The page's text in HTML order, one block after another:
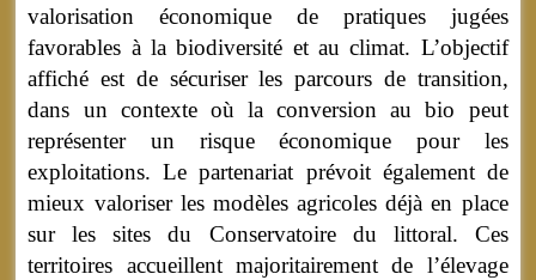
valorisation économique de pratiques jugées
favorables à la biodiversité et au climat. L’objectif
affiché est de sécuriser les parcours de transition,
dans un contexte où la conversion au bio peut
représenter un risque économique pour les
exploitations. Le partenariat prévoit également de
mieux valoriser les modèles agricoles déjà en place
sur les sites du Conservatoire du littoral. Ces
territoires accueillent majoritairement de l’élevage